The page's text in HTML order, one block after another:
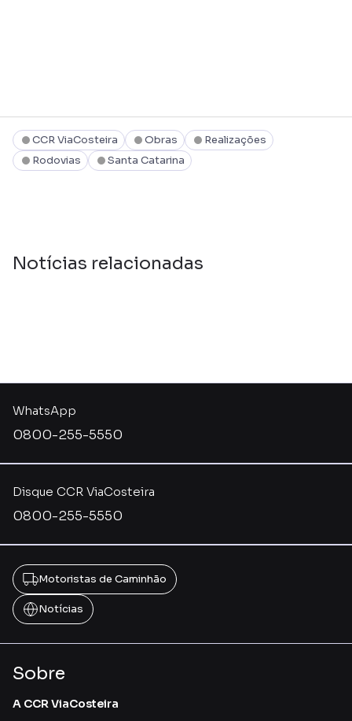
CCR ViaCosteira Obras
Realizações
Rodovias
Santa Catarina
Notícias relacionadas
Disque CCR ViaCosteira
0800-255-5550
WhatsApp
0800-255-5550
Motoristas de Caminhão
Notícias
Sobre
A CCR ViaCosteira